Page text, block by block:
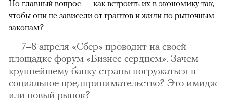
Но главный вопрос — как встроить их в экономику так,
чтобы они не зависели от грантов и жили по рыночным
законам?
7–8 апреля «Сбер» проводит на своей
площадке форум «Бизнес сердцем». Зачем
крупнейшему банку страны погружаться в
социальное предпринимательство? Это имидж
или новый рынок?